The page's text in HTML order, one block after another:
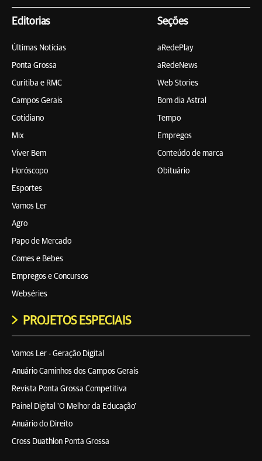
Editorias
Últimas Notícias
Ponta Grossa
Curitiba e RMC
Campos Gerais
Cotidiano
Mix
Viver Bem
Horóscopo
Esportes
Vamos Ler
Agro
Papo de Mercado
Comes e Bebes
Empregos e Concursos
Webséries
Seções
aRedePlay
aRedeNews
Web Stories
Bom dia Astral
Tempo
Empregos
Conteúdo de marca
Obituário
PROJETOS ESPECIAIS
Vamos Ler - Geração Digital
Anuário Caminhos dos Campos Gerais
Revista Ponta Grossa Competitiva
Painel Digital 'O Melhor da Educação'
Anuário do Direito
Cross Duathlon Ponta Grossa